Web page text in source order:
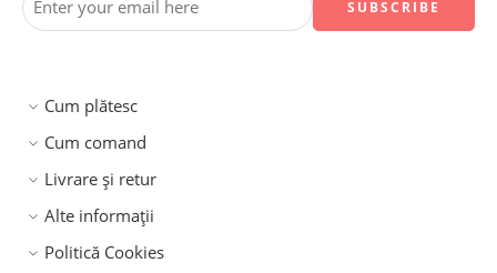
Cum plătesc
Cum comand
Livrare și retur
Alte informații
Politică Cookies